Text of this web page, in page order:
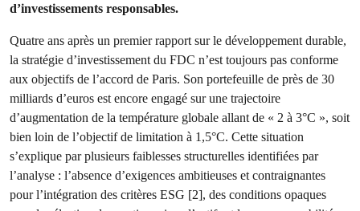
d’investissements responsables.
Quatre ans après un premier rapport sur le développement durable,
la stratégie d’investissement du FDC n’est toujours pas conforme
aux objectifs de l’accord de Paris. Son portefeuille de près de 30
milliards d’euros est encore engagé sur une trajectoire
d’augmentation de la température globale allant de « 2 à 3°C », soit
bien loin de l’objectif de limitation à 1,5°C. Cette situation
s’explique par plusieurs faiblesses structurelles identifiées par
l’analyse : l’absence d’exigences ambitieuses et contraignantes
pour l’intégration des critères ESG [2], des conditions opaques